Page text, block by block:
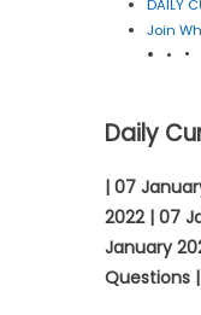
DAILY
Join
Daily
| 07
2022 | 07
January
Questions